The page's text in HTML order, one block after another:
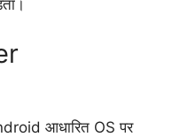
आधारित OS पर